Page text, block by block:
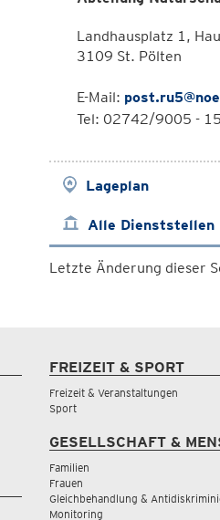
Landhausplatz 1,
3109 St. Pölten
E-Mail:
Tel: 02742/9005 -
Lageplan
Alle Dienststellen
Letzte Änderung dieser
FREIZEIT & SPORT
Freizeit & Veranstaltungen
Sport
GESELLSCHAFT &
Familien
Frauen
Gleichbehandlung &
Monitoring